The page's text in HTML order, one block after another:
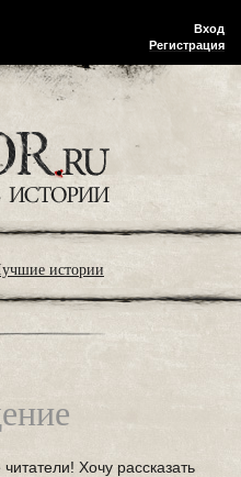
Вход
Регистрация
истории
Хочу рассказать